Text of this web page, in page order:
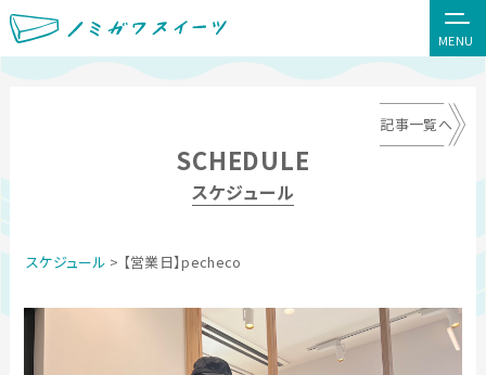
MENU
SCHEDULE
スケジュール
記事一覧へ
スケジュール > 【営業日】pecheco